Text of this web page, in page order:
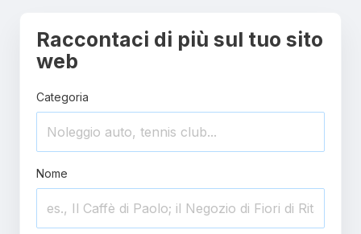
Raccontaci di più sul tuo sito
web
Categoria
Nome